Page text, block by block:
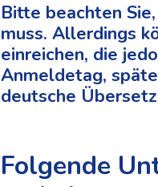
Bitte beachten
muss. Allerdings
einreichen, die
Anmeldetag,
deutsche
Folgende